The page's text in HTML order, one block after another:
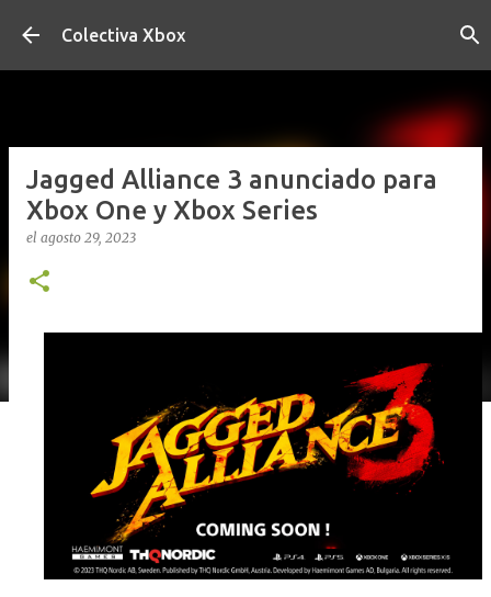
Ir al contenido principal
Colectiva Xbox
Jagged Alliance 3 anunciado para
Xbox One y Xbox Series
el agosto 29, 2023